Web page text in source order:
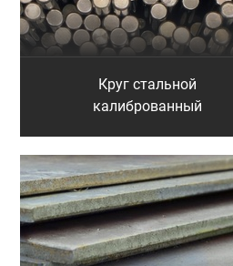
Круг стальной
калиброванный